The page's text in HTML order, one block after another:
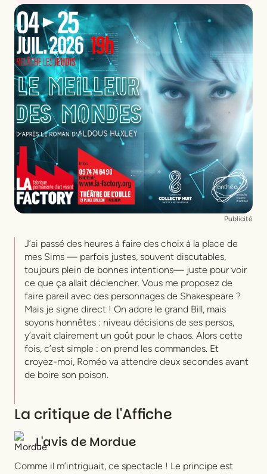
TexteBenoît Facerias
D’aprèsWilliam Shakespeare
Mise en scèneBenoît Facerias
InterprétationPierre Boulben Solène Cornu,
César Duminil , Benoît Facerias,Camille
Pellegrinuzzi,Alice Preyssas,Arnaud Raboutet
Publicité
J’ai passé des heures à faire des choix à la place de
mes Sims — parfois justes, souvent discutables,
toujours plein de bonnes intentions— juste pour voir
ce que ça allait déclencher. Vous me proposez de
faire pareil avec des personnages de Shakespeare ?
Mais je signe direct ! On adore le grand Bill, mais
soyons honnêtes : niveau décisions de ses persos,
y’avait clairement un goût pour le chaos. Alors cette
fois, c’est simple : on prend les commandes. Et
croyez-moi, Roméo va attendre deux secondes avant
de boire son poison.
La critique de l'Affiche
L'avis de Mordue
Comme il m’intriguait, ce spectacle ! Le principe est